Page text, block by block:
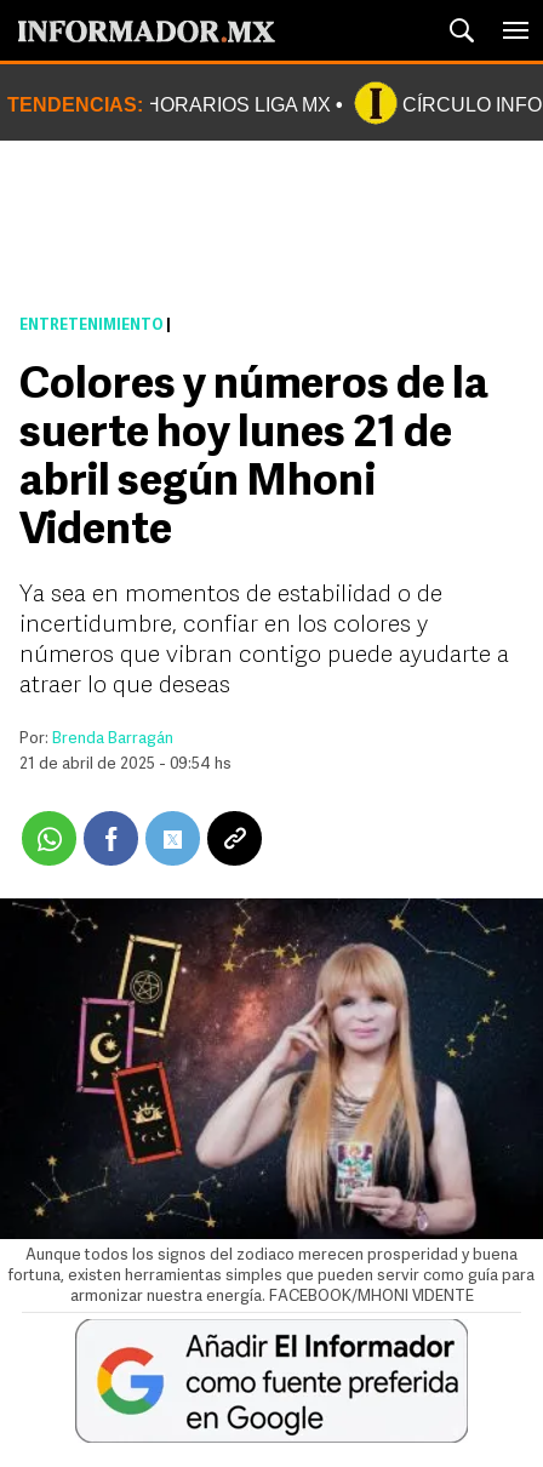
TENDENCIAS: HORARIOS LIGA MX CÍRCULO
ENTRETENIMIENTO
Colores y números de la
suerte hoy lunes 21 de
abril según Mhoni
Vidente
Ya sea en momentos de estabilidad o de
incertidumbre, confiar en los colores y
números que vibran contigo puede ayudarte a
atraer lo que deseas
Por: Brenda Barragán
21 de abril de 2025 - 09:54 hs
Aunque todos los signos del zodiaco merecen prosperidad y buena
fortuna, existen herramientas simples que pueden servir como guía para
armonizar nuestra energía. FACEBOOK/MHONI VIDENTE